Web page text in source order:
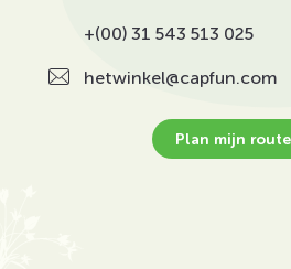
+(00) 31 543 513 025
hetwinkel@capfun.com
Plan mijn route